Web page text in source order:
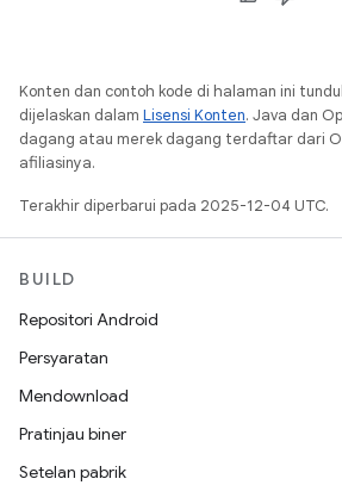
Konten dan contoh kode di halaman ini
dijelaskan dalam Lisensi Konten. Java dan
dagang atau merek dagang terdaftar dari
afiliasinya.
Terakhir diperbarui pada 2025-12-04 UTC.
BUILD
Repositori Android
Persyaratan
Mendownload
Pratinjau biner
Setelan pabrik